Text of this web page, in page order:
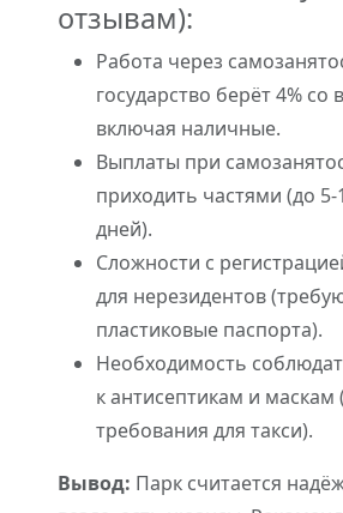
отзывам):
Работа через
государство берёт 4% со
включая наличные.
Выплаты при
приходить частями (до
дней).
Сложности с
для нерезидентов
пластиковые паспорта).
Необходимость
к антисептикам и
требования для такси).
Вывод: Парк считается